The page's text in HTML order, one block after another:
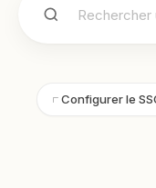
Configurer le